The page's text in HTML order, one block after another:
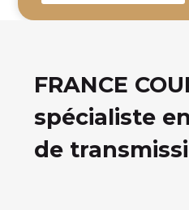
FRANCE
spécialiste
de